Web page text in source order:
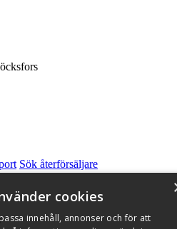
Sök återförsäljare
Alarmkoder
förbehållna
cookies
innehåll, annonser och för att